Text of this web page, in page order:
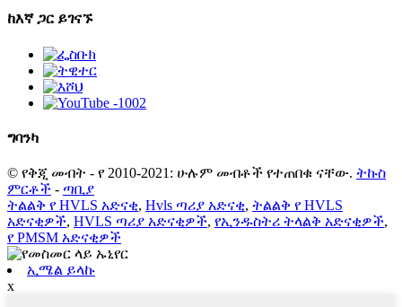
ከእኛ ጋር ይገናኙ
ግባንካ
© የቅጂ መብት - የ 2010-2021: ሁሉም መብቶች የተጠበቁ ናቸው. ትኩስ
ምርቶች - ጣቢያ
ትልልቅ የ HVLS አድናቂ, Hvls ጣሪያ አድናቂ, ትልልቅ የ HVLS
አድናቂዎች, HVLS ጣሪያ አድናቂዎች, የኢንዱስትሪ ትላልቅ አድናቂዎች,
የ PMSM አድናቂዎች
ኢሜል ይላኩ
x